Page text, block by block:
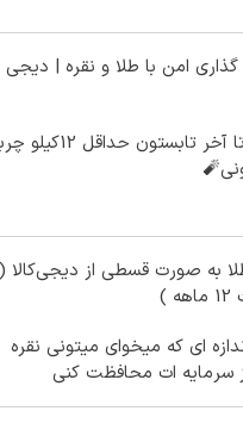
امن با طلا و نقره | دیجی
از الان تا آخر تابستون حداقل
به صورت قسطی از دیجی‌کالا (
)
ای که میخوای میتونی نقره
سرمایه ات محافظت کنی